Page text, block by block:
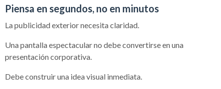
Piensa en segundos, no en minutos
La publicidad exterior necesita claridad.
Una pantalla espectacular no debe convertirse en una
presentación corporativa.
Debe construir una idea visual inmediata.